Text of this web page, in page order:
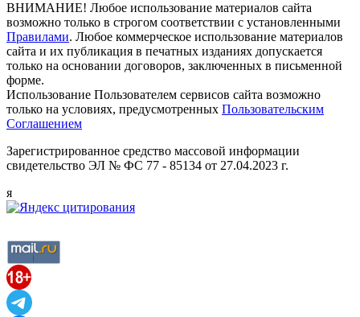
ВНИМАНИЕ! Любое использование материалов сайта
возможно только в строгом соответствии с установленными
Правилами. Любое коммерческое использование материалов
сайта и их публикация в печатных изданиях допускается
только на основании договоров, заключенных в письменной
форме.
Использование Пользователем сервисов сайта возможно
только на условиях, предусмотренных Пользовательским
Соглашением
Зарегистрированное средство массовой информации
свидетельство ЭЛ № ФС 77 - 85134 от 27.04.2023 г.
я